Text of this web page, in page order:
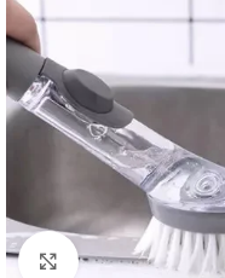
Click to enlarge